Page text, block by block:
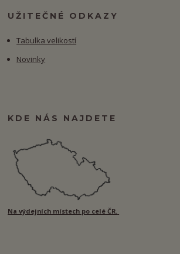
UŽITEČNÉ ODKAZY
Tabulka velikostí
Novinky
KDE NÁS NAJDETE
Na výdejních místech po celé ČR.